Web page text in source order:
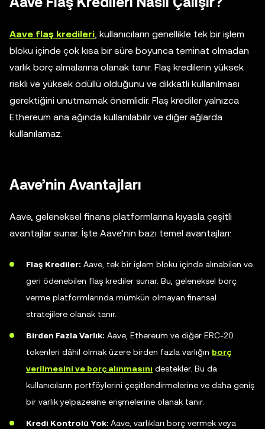
Aave flaş kredileri, kullanıcıların genellikle tek bir işlem
bloku içinde çok kısa bir süre boyunca teminat olmadan
varlık borç almalarına olanak tanır. Flaş kredilerin yüksek
riskli ve yüksek ödüllü olduğunu ve dikkatli kullanılması
gerektiğini unutmamak önemlidir. Flaş krediler yalnızca
Ethereum ana ağında kullanılabilir ve diğer ağlarda
kullanılamaz.
Aave’nin Avantajları
Aave, geleneksel finans platformlarına kıyasla çeşitli
avantajlar sunar. İşte Aave’nin bazı temel avantajları:
Flaş Krediler: Aave, tek bir işlem bloku içinde alınabilen ve
geri ödenebilen flaş krediler sunar. Bu, geleneksel borç
verme platformlarında mümkün olmayan finansal
stratejilere olanak tanır.
Birden Fazla Varlık: Aave, Ethereum ve diğer ERC-20
tokenleri dâhil olmak üzere birden fazla varlığın borç
verilmesini ve borç alınmasını destekler. Bu da
kullanıcıların portföylerini çeşitlendirmelerine ve daha geniş
bir varlık yelpazesine erişmelerine olanak tanır.
Kredi Kontrolü Yok: Aave, varlıkları borç vermek veya